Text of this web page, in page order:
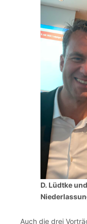
D. Lüdtke
Auch die drei